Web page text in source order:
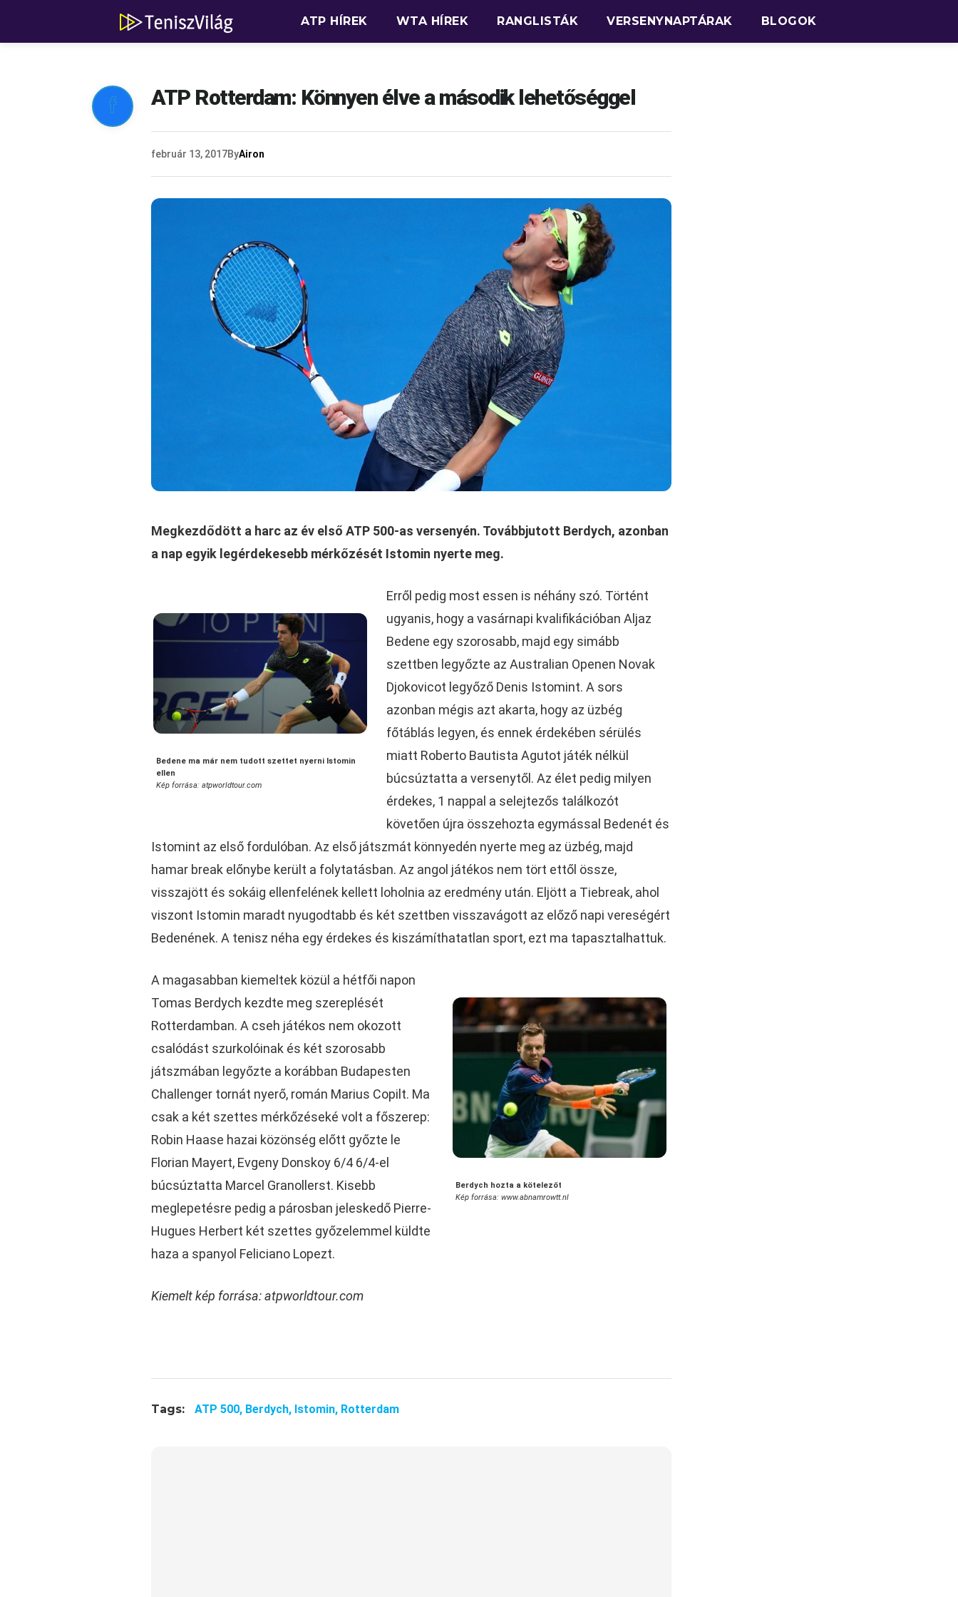
ATP HÍREK WTA HÍREK RANGLISTÁK VERSENYNAPTÁRAK BLOGOK
 ATP Rotterdam: Könnyen élve a második lehetőséggel
február 13, 2017ByAiron
Megkezdődött a harc az év első ATP 500-as versenyén. Továbbjutott Berdych, azonban
a nap egyik legérdekesebb mérkőzését Istomin nyerte meg.
Bedene ma már nem tudott szettet nyerni Istomin
ellen
Kép forrása: atpworldtour.com
Erről pedig most essen is néhány szó. Történt
ugyanis, hogy a vasárnapi kvalifikációban Aljaz
Bedene egy szorosabb, majd egy simább
szettben legyőzte az Australian Openen Novak
Djokovicot legyőző Denis Istomint. A sors
azonban mégis azt akarta, hogy az üzbég
főtáblás legyen, és ennek érdekében sérülés
miatt Roberto Bautista Agutot játék nélkül
búcsúztatta a versenytől. Az élet pedig milyen
érdekes, 1 nappal a selejtezős találkozót
követően újra összehozta egymással Bedenét és
Istomint az első fordulóban. Az első játszmát könnyedén nyerte meg az üzbég, majd
hamar break előnybe került a folytatásban. Az angol játékos nem tört ettől össze,
visszajött és sokáig ellenfelének kellett loholnia az eredmény után. Eljött a Tiebreak, ahol
viszont Istomin maradt nyugodtabb és két szettben visszavágott az előző napi vereségért
Bedenének. A tenisz néha egy érdekes és kiszámíthatatlan sport, ezt ma tapasztalhattuk.
Berdych hozta a kötelezőt
Kép forrása: www.abnamrowtt.nl
A magasabban kiemeltek közül a hétfői napon
Tomas Berdych kezdte meg szereplését
Rotterdamban. A cseh játékos nem okozott
csalódást szurkolóinak és két szorosabb
játszmában legyőzte a korábban Budapesten
Challenger tornát nyerő, román Marius Copilt. Ma
csak a két szettes mérkőzéseké volt a főszerep:
Robin Haase hazai közönség előtt győzte le
Florian Mayert, Evgeny Donskoy 6/4 6/4-el
búcsúztatta Marcel Granollerst. Kisebb
meglepetésre pedig a párosban jeleskedő Pierre-
Hugues Herbert két szettes győzelemmel küldte
haza a spanyol Feliciano Lopezt.
Kiemelt kép forrása: atpworldtour.com
Tags: ATP 500, Berdych, Istomin, Rotterdam